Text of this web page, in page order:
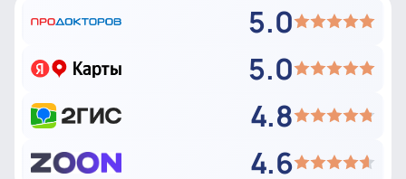
5.0
5.0
4.8
4.6